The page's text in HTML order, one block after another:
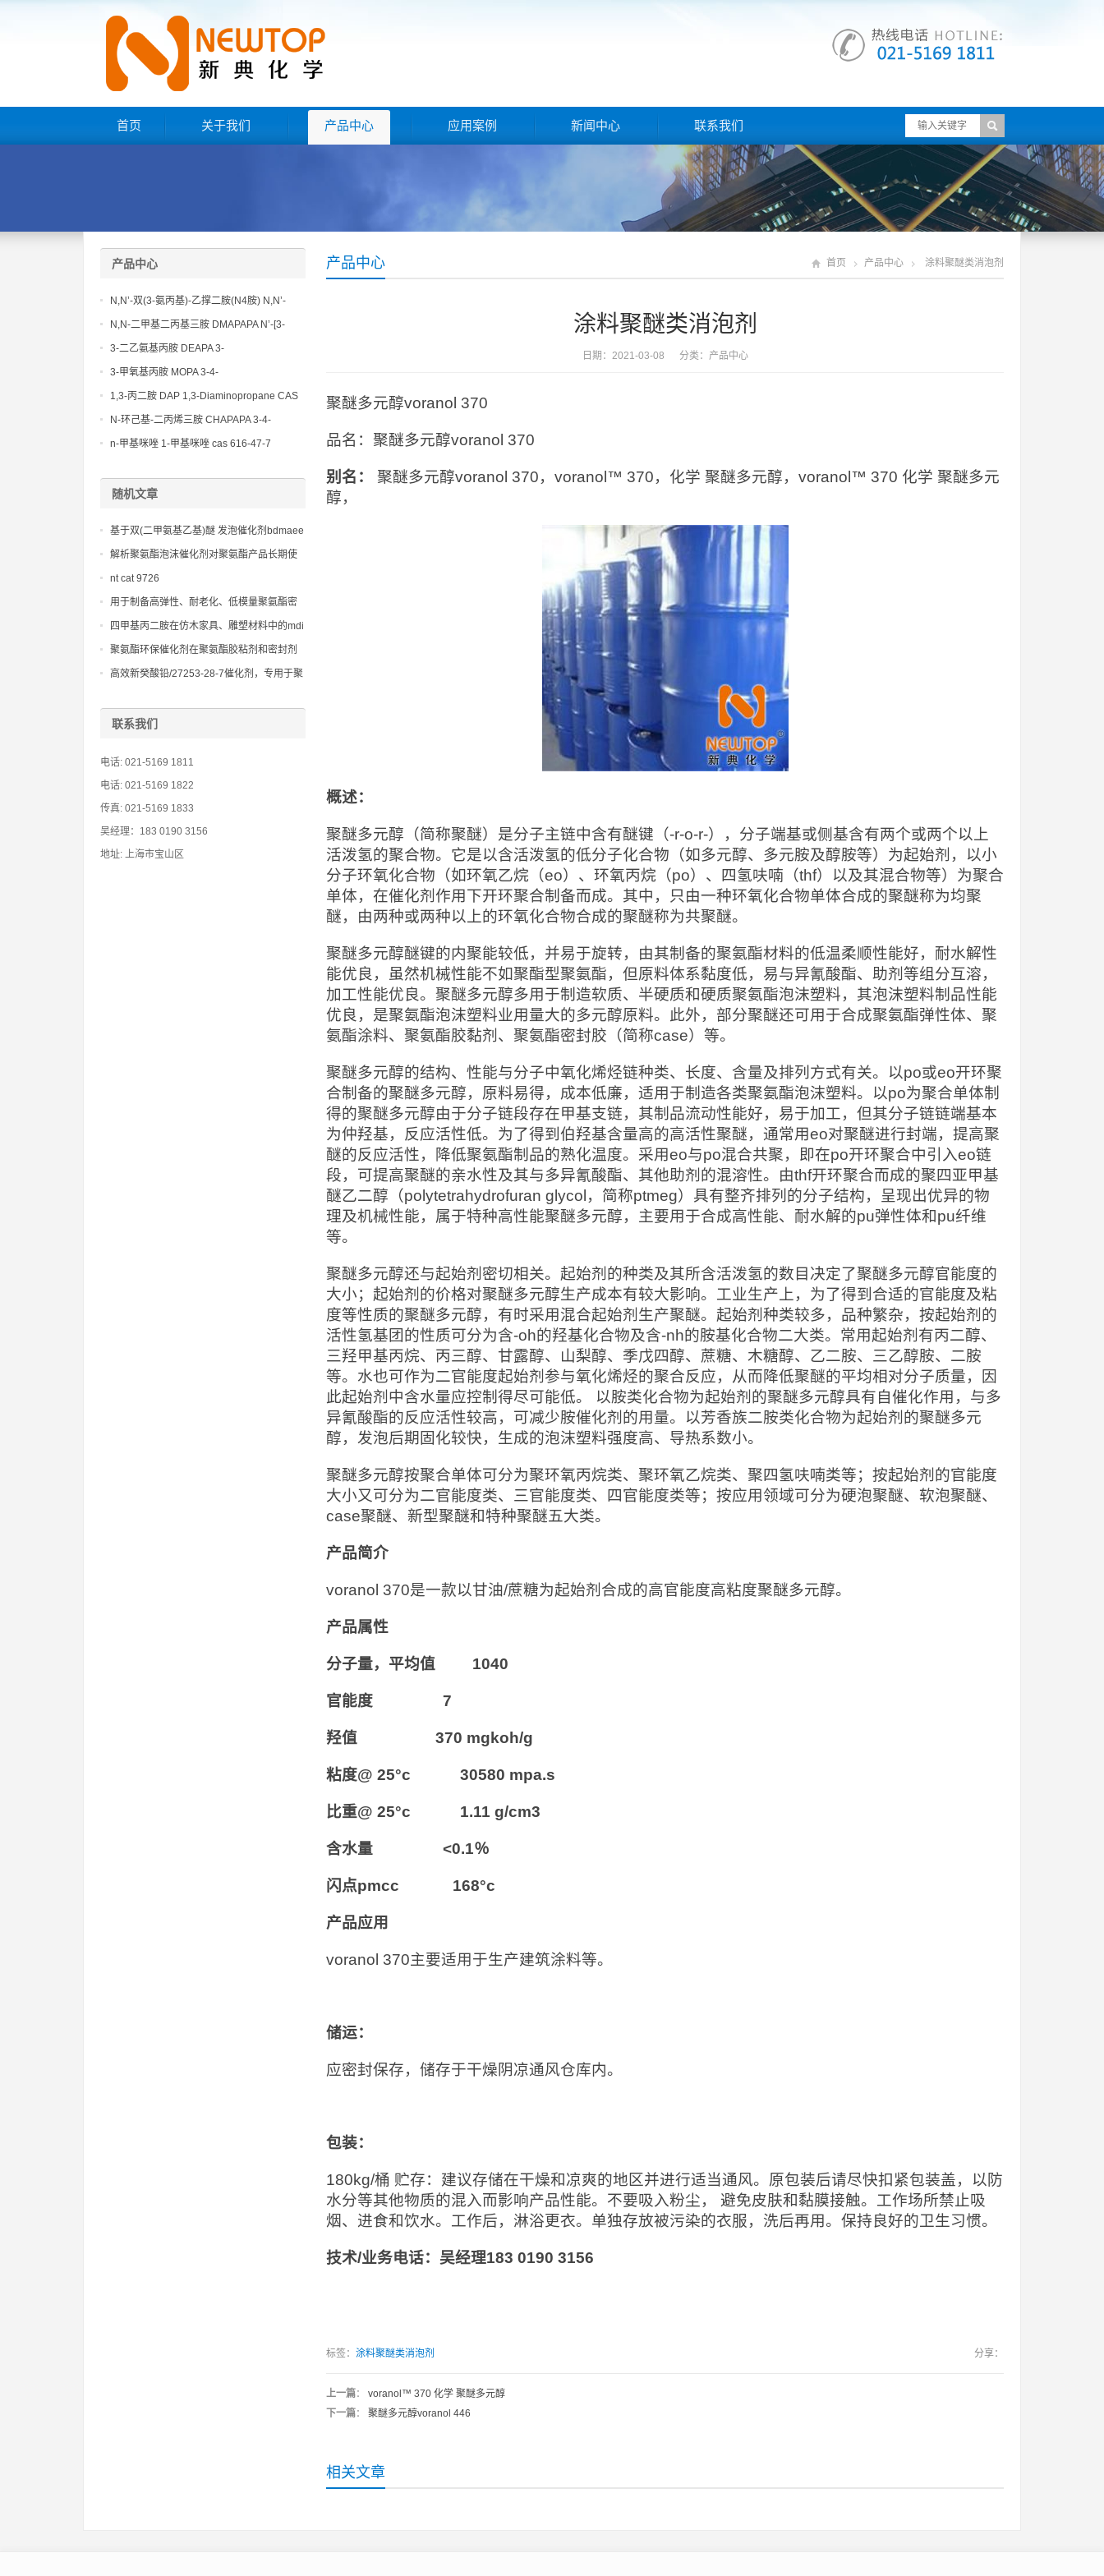
首页 关于我们 产品中心 应用案例 新闻中心 联系我们
产品中心 首页 产品中心 涂料聚醚类消泡剂
涂料聚醚类消泡剂
日期：2021-03-08 分类： 产品中心
聚醚多元醇voranol 370
品名：聚醚多元醇voranol 370
别名：
聚醚多元醇voranol 370，voranol™ 370，化学 聚醚多元醇，voranol™ 370 化学 聚醚多元
醇，
概述：
聚醚多元醇（简称聚醚）是分子主链中含有醚键（-r-o-r-），分子端基或侧基含有两个或两个以上
活泼氢的聚合物。它是以含活泼氢的低分子化合物（如多元醇、多元胺及醇胺等）为起始剂，以小
分子环氧化合物（如环氧乙烷（eo）、环氧丙烷（po）、四氢呋喃（thf）以及其混合物等）为聚合
单体，在催化剂作用下开环聚合制备而成。其中，只由一种环氧化合物单体合成的聚醚称为均聚
醚，由两种或两种以上的环氧化合物合成的聚醚称为共聚醚。
聚醚多元醇醚键的内聚能较低，并易于旋转，由其制备的聚氨酯材料的低温柔顺性能好，耐水解性
能优良，虽然机械性能不如聚酯型聚氨酯，但原料体系黏度低，易与异氰酸酯、助剂等组分互溶，
加工性能优良。聚醚多元醇多用于制造软质、半硬质和硬质聚氨酯泡沫塑料，其泡沫塑料制品性能
优良，是聚氨酯泡沫塑料业用量大的多元醇原料。此外，部分聚醚还可用于合成聚氨酯弹性体、聚
氨酯涂料、聚氨酯胶黏剂、聚氨酯密封胶（简称case）等。
聚醚多元醇的结构、性能与分子中氧化烯烃链种类、长度、含量及排列方式有关。以po或eo开环聚
合制备的聚醚多元醇，原料易得，成本低廉，适用于制造各类聚氨酯泡沫塑料。以po为聚合单体制
得的聚醚多元醇由于分子链段存在甲基支链，其制品流动性能好，易于加工，但其分子链链端基本
为仲羟基，反应活性低。为了得到伯羟基含量高的高活性聚醚，通常用eo对聚醚进行封端，提高聚
醚的反应活性，降低聚氨酯制品的熟化温度。采用eo与po混合共聚，即在po开环聚合中引入eo链
段，可提高聚醚的亲水性及其与多异氰酸酯、其他助剂的混溶性。由thf开环聚合而成的聚四亚甲基
醚乙二醇（polytetrahydrofuran glycol，简称ptmeg）具有整齐排列的分子结构，呈现出优异的物
理及机械性能，属于特种高性能聚醚多元醇，主要用于合成高性能、耐水解的pu弹性体和pu纤维
等。
聚醚多元醇还与起始剂密切相关。起始剂的种类及其所含活泼氢的数目决定了聚醚多元醇官能度的
大小；起始剂的价格对聚醚多元醇生产成本有较大影响。工业生产上，为了得到合适的官能度及粘
度等性质的聚醚多元醇，有时采用混合起始剂生产聚醚。起始剂种类较多，品种繁杂，按起始剂的
活性氢基团的性质可分为含-oh的羟基化合物及含-nh的胺基化合物二大类。常用起始剂有丙二醇、
三羟甲基丙烷、丙三醇、甘露醇、山梨醇、季戊四醇、蔗糖、木糖醇、乙二胺、三乙醇胺、二胺
等。水也可作为二官能度起始剂参与氧化烯烃的聚合反应，从而降低聚醚的平均相对分子质量，因
此起始剂中含水量应控制得尽可能低。 以胺类化合物为起始剂的聚醚多元醇具有自催化作用，与多
异氰酸酯的反应活性较高，可减少胺催化剂的用量。以芳香族二胺类化合物为起始剂的聚醚多元
醇，发泡后期固化较快，生成的泡沫塑料强度高、导热系数小。
聚醚多元醇按聚合单体可分为聚环氧丙烷类、聚环氧乙烷类、聚四氢呋喃类等；按起始剂的官能度
大小又可分为二官能度类、三官能度类、四官能度类等；按应用领域可分为硬泡聚醚、软泡聚醚、
case聚醚、新型聚醚和特种聚醚五大类。
产品简介
voranol 370是一款以甘油/蔗糖为起始剂合成的高官能度高粘度聚醚多元醇。
产品属性
分子量，平均值 1040
官能度 7
羟值 370 mgkoh/g
粘度@ 25°c 30580 mpa.s
比重@ 25°c 1.11 g/cm3
含水量 <0.1％
闪点pmcc 168°c
产品应用
voranol 370主要适用于生产建筑涂料等。
储运：
应密封保存，储存于干燥阴凉通风仓库内。
包装：
180kg/桶 贮存：建议存储在干燥和凉爽的地区并进行适当通风。原包装后请尽快扣紧包装盖，以防
水分等其他物质的混入而影响产品性能。不要吸入粉尘， 避免皮肤和黏膜接触。工作场所禁止吸
烟、进食和饮水。工作后，淋浴更衣。单独存放被污染的衣服，洗后再用。保持良好的卫生习惯。
技术/业务电话：吴经理183 0190 3156
标签： 涂料聚醚类消泡剂 分享：
上一篇： voranol™ 370 化学 聚醚多元醇
下一篇： 聚醚多元醇voranol 446
相关文章
产品中心
N,N’-双(3-氨丙基)-乙撑二胺(N4胺) N,N’-
Bis(3-aminopropyl)-ethylenediamine CAS
No10563-26-5
N,N-二甲基二丙基三胺 DMAPAPA N’-[3-
(dimethylamino)propyllpropane-1,3-
diamine CAS No10563-29-8
3-二乙氨基丙胺 DEAPA 3-
(Diethylamino)propylamine CAS No 104-
3-甲氧基丙胺 MOPA 3-4-
Methoxypropylamine CAS No 5332-73-0
1,3-丙二胺 DAP 1,3-Diaminopropane CAS
No 109-76-2
N-环己基-二丙烯三胺 CHAPAPA 3-4-
Methoxypropylamine CAS No:5332-73-0
n-甲基咪唑 1-甲基咪唑 cas 616-47-7
随机文章
基于双(二甲氨基乙基)醚 发泡催化剂bdmaee
的环保型水发泡聚氨酯体系研究
解析聚氨酯泡沫催化剂对聚氨酯产品长期使
用寿命的影响
nt cat 9726
用于制备高弹性、耐老化、低模量聚氨酯密
封胶的聚醚多元醇研究
四甲基丙二胺在仿木家具、雕塑材料中的mdi
应用优势
聚氨酯环保催化剂在聚氨酯胶粘剂和密封剂
中的应用，提供快速固化和高粘接强度。
高效新癸酸铅/27253-28-7催化剂，专用于聚
联系我们
电话: 021-5169 1811
电话: 021-5169 1822
传真: 021-5169 1833
吴经理：183 0190 3156
地址: 上海市宝山区